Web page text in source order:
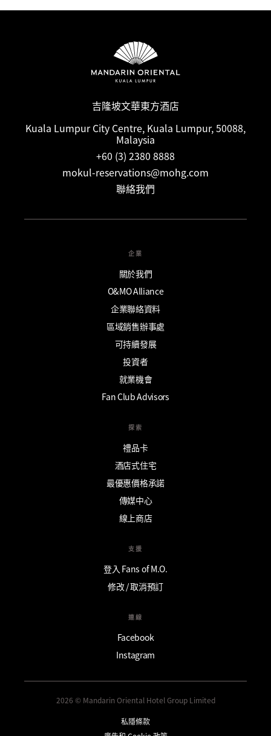
吉隆坡文華東方酒店
Kuala Lumpur City Centre, Kuala Lumpur, 50088,
Malaysia
+60 (3) 2380 8888
mokul-reservations@mohg.com
聯絡我們
企業
關於我們
O&MO Alliance
企業聯絡資料
區域銷售辦事處
可持續發展
投資者
就業機會
Fan Club Advisors
探索
禮品卡
酒店式住宅
最優惠價格承諾
傳媒中心
線上商店
支援
登入 Fans of M.O.
修改 / 取消預訂
連線
Facebook
Instagram
2026 © Mandarin Oriental Hotel Group Limited
私隱條款